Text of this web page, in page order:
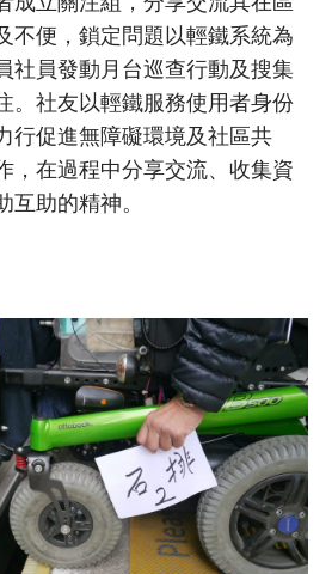
不便，鎖定問題以輕鐵系統為
社員發動月台巡查行動及搜集
。社友以輕鐵服務使用者身份
行促進無障礙環境及社區共
，在過程中分享交流、收集資
助的精神。